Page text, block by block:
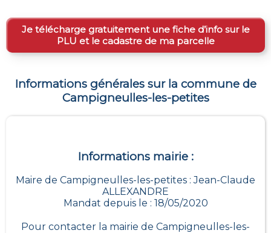
Je télécharge gratuitement une fiche d’info sur le
PLU et le cadastre de ma parcelle
Informations générales sur la commune de
Campigneulles-les-petites
Informations mairie :
Maire de Campigneulles-les-petites : Jean-Claude
ALLEXANDRE
Mandat depuis le : 18/05/2020
Pour contacter la mairie de Campigneulles-les-